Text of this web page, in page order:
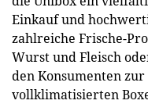
Einkauf und
zahlreiche Frische-
Wurst und Fleisch
den Konsumenten
vollklimatisierten